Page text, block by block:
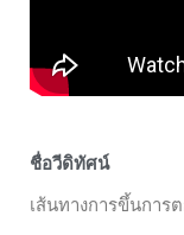
ชื่อวีดิทัศน์
เส้นทางการขึ้นการ